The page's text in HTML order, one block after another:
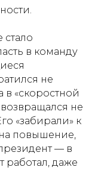
стало
в команду
не
в «скоростной
не
«забирали» к
повышение,
— в
даже